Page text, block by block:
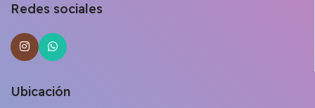
Redes sociales
Ubicación